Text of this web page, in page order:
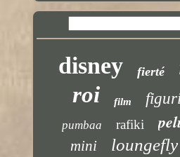
disney fierté
roi film
pumbaa rafiki
mini loungefly